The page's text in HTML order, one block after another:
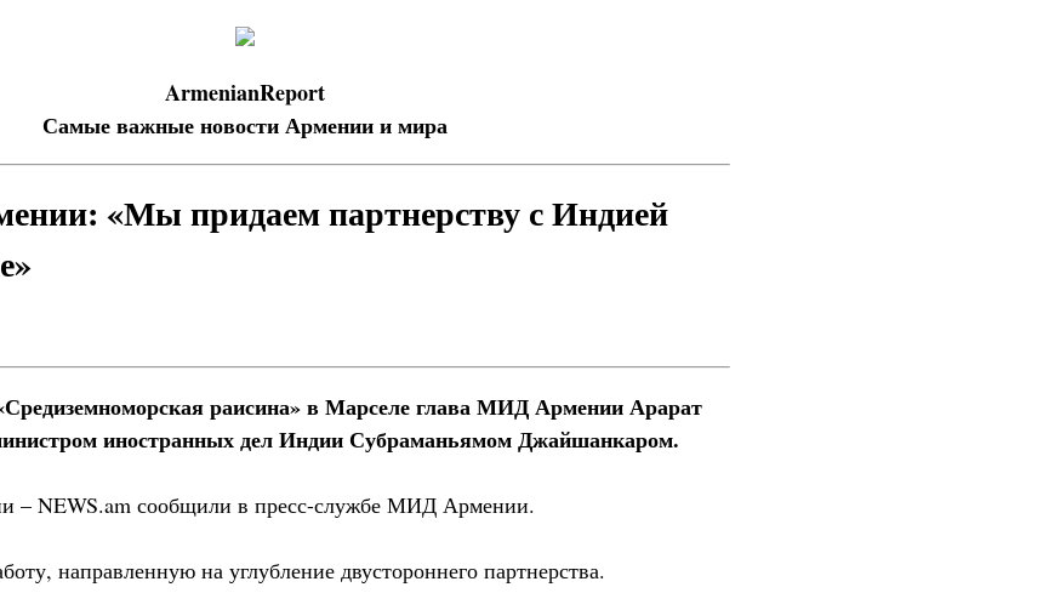
ArmenianReport
Самые важные новости Армении и мира
«Мы придаем партнерству с Индией
раисина» в Марселе глава МИД Армении Арарат
иностранных дел Индии Субраманьямом Джайшанкаром.
– NEWS.am сообщили в пресс-службе МИД Армении.
направленную на углубление двустороннего партнерства.